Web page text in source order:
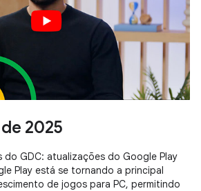
2025
do GDC: atualizações do Google Play
Play está se tornando a principal
de jogos para PC, permitindo